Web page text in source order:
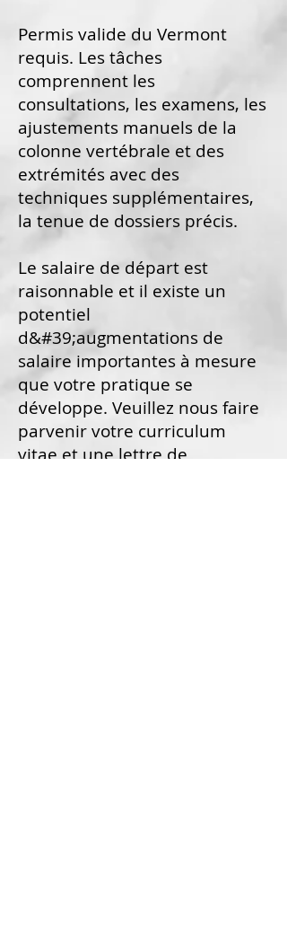
Permis valide du Vermont
requis. Les tâches
comprennent les
consultations, les examens, les
ajustements manuels de la
colonne vertébrale et des
extrémités avec des
techniques supplémentaires,
la tenue de dossiers précis.
Le salaire de départ est
raisonnable et il existe un
potentiel
d&#39;augmentations de
salaire importantes à mesure
que votre pratique se
développe. Veuillez nous faire
parvenir votre curriculum
vitae et une lettre de